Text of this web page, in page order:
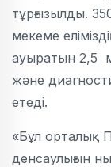
тұрғызылды.
мекеме
ауыратын 2,5
және
етеді.
«Бұл орталық
денсаулығын